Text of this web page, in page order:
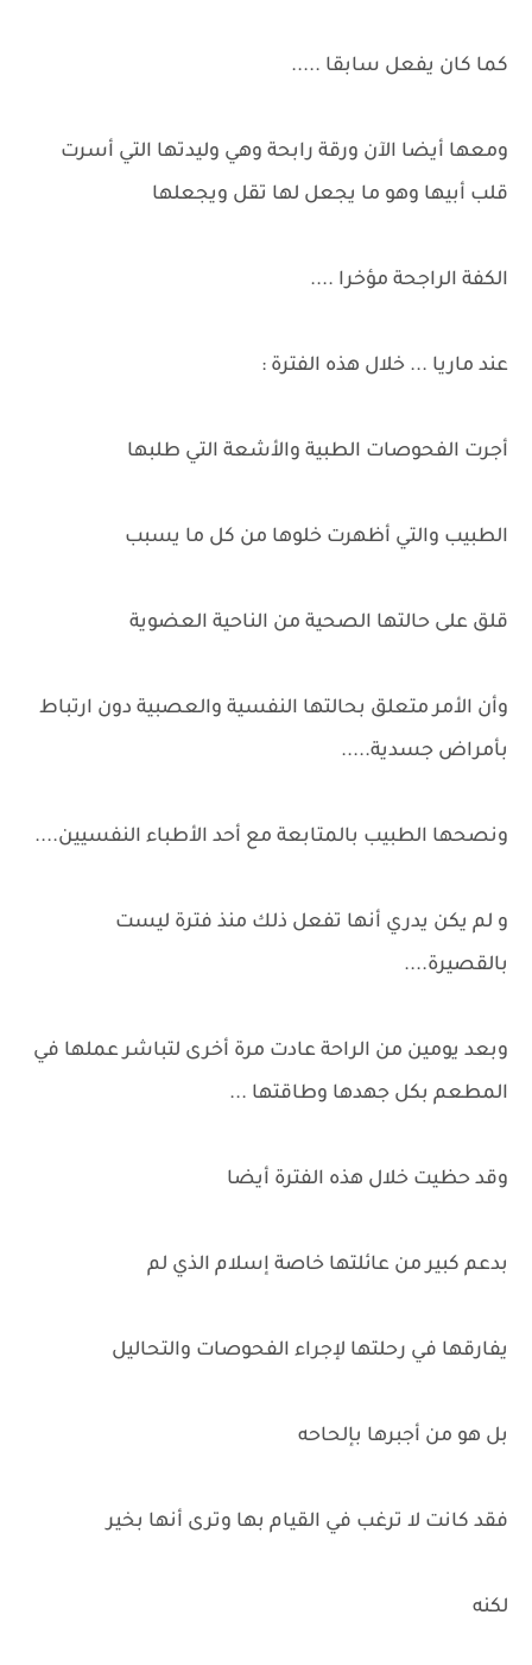
كما كان يفعل سابقا .....
ومعها أيضا الآن ورقة رابحة وهي وليدتها التي أسرت
قلب أبيها وهو ما يجعل لها تقل ويجعلها
الكفة الراجحة مؤخرا ....
عند ماريا ... خلال هذه الفترة :
أجرت الفحوصات الطبية والأشعة التي طلبها
الطبيب والتي أظهرت خلوها من كل ما يسبب
قلق على حالتها الصحية من الناحية العضوية
وأن الأمر متعلق بحالتها النفسية والعصبية دون ارتباط
بأمراض جسدية.....
ونصحها الطبيب بالمتابعة مع أحد الأطباء النفسيين....
و لم يكن يدري أنها تفعل ذلك منذ فترة ليست
بالقصيرة....
وبعد يومين من الراحة عادت مرة أخرى لتباشر عملها في
المطعم بكل جهدها وطاقتها ...
وقد حظيت خلال هذه الفترة أيضا
بدعم كبير من عائلتها خاصة إسلام الذي لم
يفارقها في رحلتها لإجراء الفحوصات والتحاليل
بل هو من أجبرها بإلحاحه
فقد كانت لا ترغب في القيام بها وترى أنها بخير
لكنه